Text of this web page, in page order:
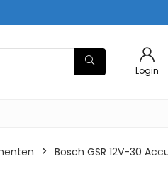
Login
‎Bosch GSR 12V-30